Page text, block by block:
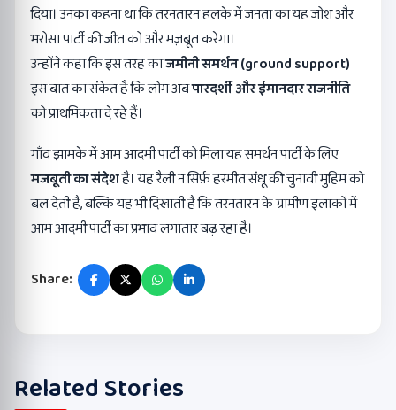
दिया। उनका कहना था कि तरनतारन हलके में जनता का यह जोश और
भरोसा पार्टी की जीत को और मज़बूत करेगा।
उन्होंने कहा कि इस तरह काजमीनी समर्थन (ground support)
इस बात का संकेत है कि लोग अबपारदर्शी और ईमानदार राजनीति
को प्राथमिकता दे रहे हैं।
गाँव झामके में आम आदमी पार्टी को मिला यह समर्थन पार्टी के लिए
मजबूती का संदेशहै। यह रैली न सिर्फ़ हरमीत संधू की चुनावी मुहिम को
बल देती है, बल्कि यह भी दिखाती है कि तरनतारन के ग्रामीण इलाकों में
आम आदमी पार्टी का प्रभाव लगातार बढ़ रहा है।
Share:
Related Stories